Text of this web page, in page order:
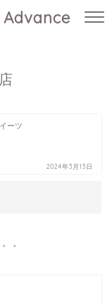
Advance
ーツ
2024年3月13日